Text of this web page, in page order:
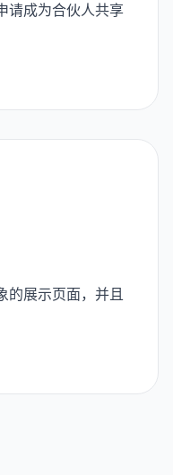
请成为合伙人共享
的展示页面，并且